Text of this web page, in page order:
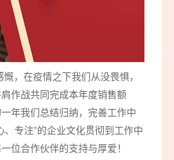
，在疫情之下我们从没畏惧，
作战共同完成本年度销售额
年我们总结归纳，完善工作中
、专注”的企业文化贯彻到工作中
位合作伙伴的支持与厚爱！